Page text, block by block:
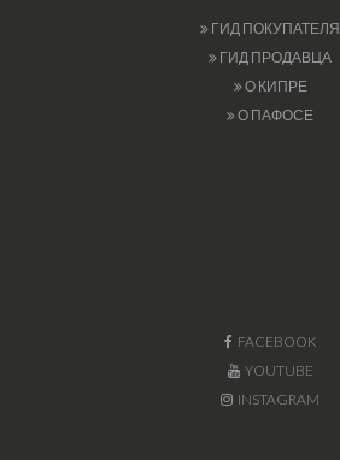
ГИД ПОКУПАТЕЛЯ
ГИД ПРОДАВЦА
О КИПРЕ
О ПАФОСЕ
FACEBOOK
YOUTUBE
INSTAGRAM